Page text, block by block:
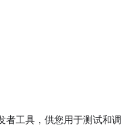
者工具，供您用于测试和调